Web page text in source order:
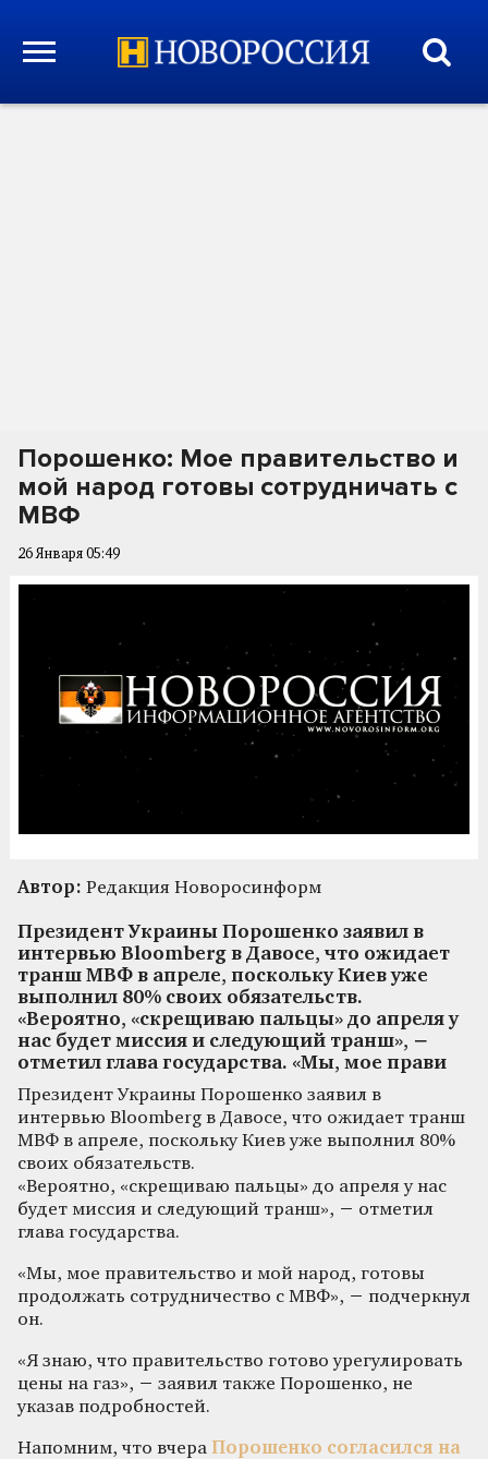
Порошенко: Мое правительство и
мой народ готовы сотрудничать с
МВФ
26 Января 05:49
Автор: Редакция Новоросинформ
Президент Украины Порошенко заявил в
интервью Bloomberg в Давосе, что ожидает
транш МВФ в апреле, поскольку Киев уже
выполнил 80% своих обязательств.
«Вероятно, «скрещиваю пальцы» до апреля у
нас будет миссия и следующий транш», −
отметил глава государства. «Мы, мое прави
Президент Украины Порошенко заявил в
интервью Bloomberg в Давосе, что ожидает транш
МВФ в апреле, поскольку Киев уже выполнил 80%
своих обязательств.
«Вероятно, «скрещиваю пальцы» до апреля у нас
будет миссия и следующий транш», − отметил
глава государства.
«Мы, мое правительство и мой народ, готовы
продолжать сотрудничество с МВФ», − подчеркнул
он.
«Я знаю, что правительство готово урегулировать
цены на газ», − заявил также Порошенко, не
указав подробностей.
Напомним, что вчера Порошенко согласился на